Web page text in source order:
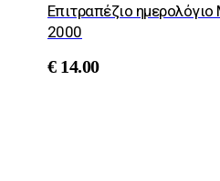
Επιτραπέζιο
2000
€ 14.00